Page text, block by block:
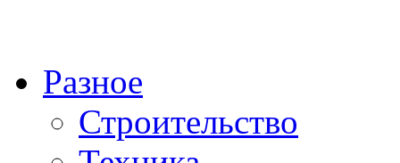
Разное
Строительство